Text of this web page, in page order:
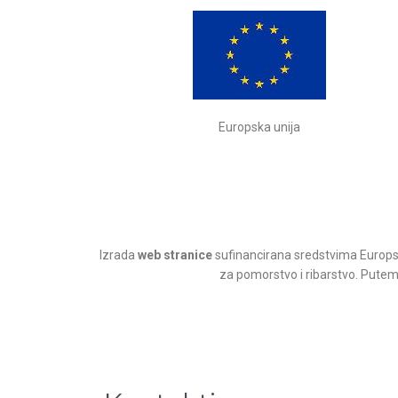
Europska unija
Izrada web stranicesufinancirana sredstvima
za pomorstvo i ribarstvo.